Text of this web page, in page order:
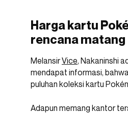
Harga kartu
rencana matang
MelansirVice, Nakaninshi
mendapat informasi,
puluhan koleksi kartu
Adapun memang kantor